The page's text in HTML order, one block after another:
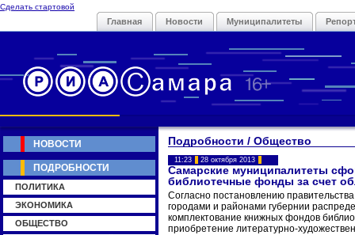
Сделать стартовой
Главная Новости Муниципалитеты
Подробности / Общество
11:23 28 октября 2013
Самарские муниципалитеты
библиотечные фонды за счет
Согласно постановлению
городами и районами губернии
комплектование книжных фондов
приобретение литературно-
НОВОСТИ
ПОДРОБНОСТИ
ПОЛИТИКА
ЭКОНОМИКА
ОБЩЕСТВО